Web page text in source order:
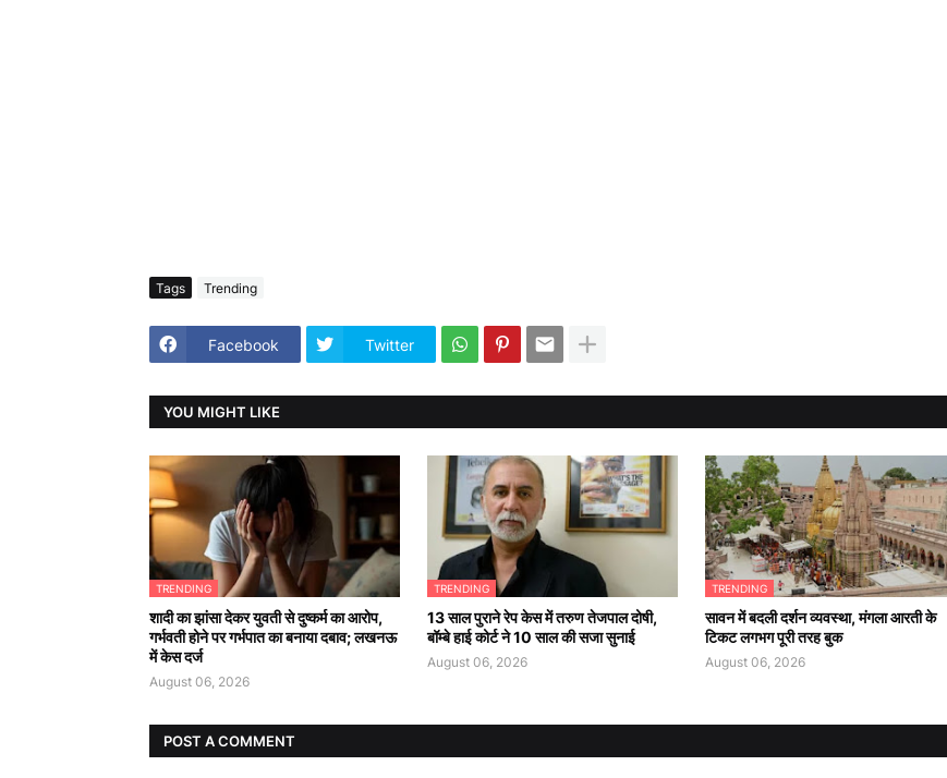
Tags Trending
Facebook Twitter
YOU MIGHT LIKE
TRENDING
शादी का झांसा देकर युवती से दुष्कर्म का आरोप,
गर्भवती होने पर गर्भपात का बनाया दबाव; लखनऊ
में केस दर्ज
August 06, 2026
TRENDING
13 साल पुराने रेप केस में तरुण तेजपाल दोषी,
बॉम्बे हाई कोर्ट ने 10 साल की सजा सुनाई
August 06, 2026
TRENDING
सावन में बदली दर्शन व्यवस्था, मंगला आरती के
टिकट लगभग पूरी तरह बुक
August 06, 2026
POST A COMMENT